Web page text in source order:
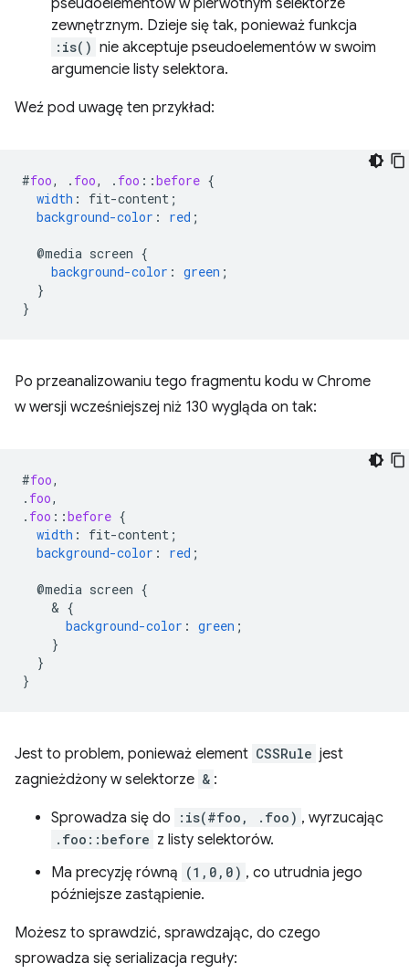
pseudoelementów w pierwotnym selektorze
zewnętrznym. Dzieje się tak, ponieważ funkcja
:is() nie akceptuje pseudoelementów w swoim
argumencie listy selektora.
Weź pod uwagę ten przykład:
#foo, . foo, . foo ::before {
width : fit-content ;
background-color : red ;
@media screen {
background-color : green ;
}
}
Po przeanalizowaniu tego fragmentu kodu w Chrome
w wersji wcześniejszej niż 130 wygląda on tak:
#foo,
. foo,
. foo ::before {
width : fit-content ;
background-color : red ;
@media screen {
    &
{
background-color : green ;
}
}
}
Jest to problem, ponieważ element CSSRule jest
zagnieżdżony w selektorze & :
Sprowadza się do :is(#foo, .foo) , wyrzucając
.foo::before z listy selektorów.
Ma precyzję równą (1,0,0) , co utrudnia jego
późniejsze zastąpienie.
Możesz to sprawdzić, sprawdzając, do czego
sprowadza się serializacja reguły: